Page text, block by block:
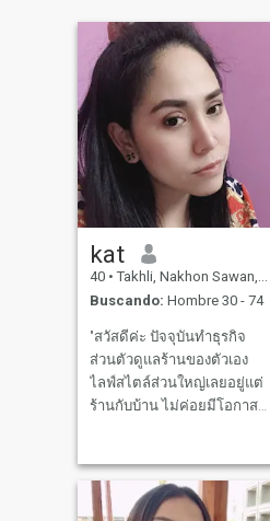
kat
40 • Takhli, Nakhon Sawan, Tailandia
Buscando: Hombre 30 - 74
"สวัสดีค่ะ ปัจจุบันทำธุรกิจ
ส่วนตัวดูแลร้านของตัวเอง
ไลฟ์สไตล์ส่วนใหญ่เลยอยู่แต่
ร้านกับบ้าน ไม่ค่อยมีโอกาส
คนเรียบง่าย ขยันทำงาน ให้
ความสำคัญกับครอบครัว มอง